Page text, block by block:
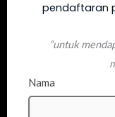
pendaftaran
“untuk
Nama